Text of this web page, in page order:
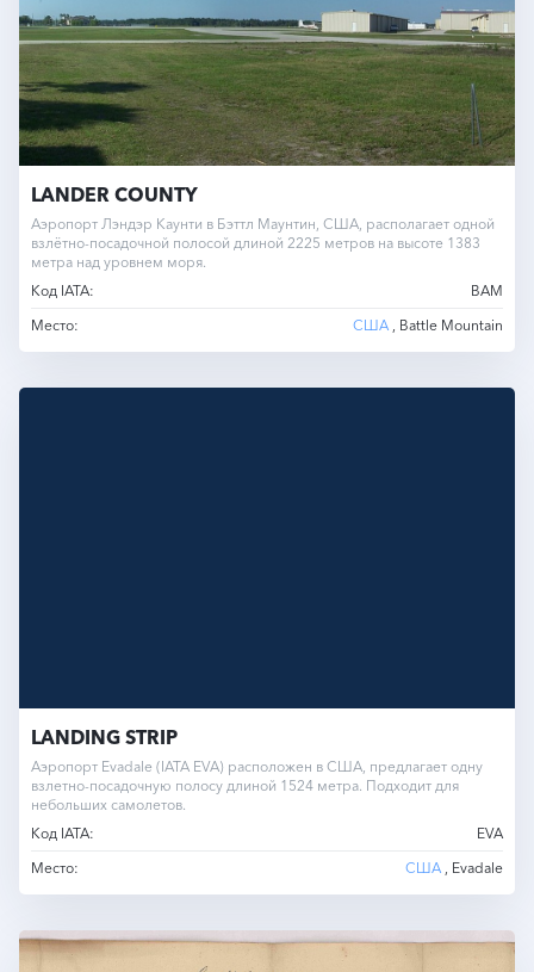
LANDER COUNTY
Аэропорт Лэндэр Каунти в Бэттл Маунтин, США, располагает одной
взлётно-посадочной полосой длиной 2225 метров на высоте 1383
метра над уровнем моря.
Код IATA:
BAM
Место:
США , Battle Mountain
LANDING STRIP
Аэропорт Evadale (IATA EVA) расположен в США, предлагает одну
взлетно-посадочную полосу длиной 1524 метра. Подходит для
небольших самолетов.
Код IATA:
EVA
Место:
США , Evadale